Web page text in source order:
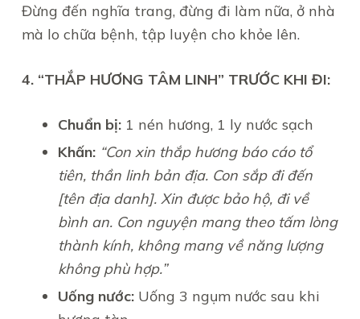
Đừng đến nghĩa trang, đừng đi làm nữa, ở nhà
mà lo chữa bệnh, tập luyện cho khỏe lên.
4. “THẮP HƯƠNG TÂM LINH” TRƯỚC KHI ĐI:
Chuẩn bị:1 nén hương, 1 ly nước sạch
Khấn: “Con xin thắp hương báo cáo tổ
tiên, thần linh bản địa. Con sắp đi đến
[tên địa danh]. Xin được bảo hộ, đi về
bình an. Con nguyện mang theo tấm lòng
thành kính, không mang về năng lượng
không phù hợp.”
Uống nước:Uống 3 ngụm nước sau khi